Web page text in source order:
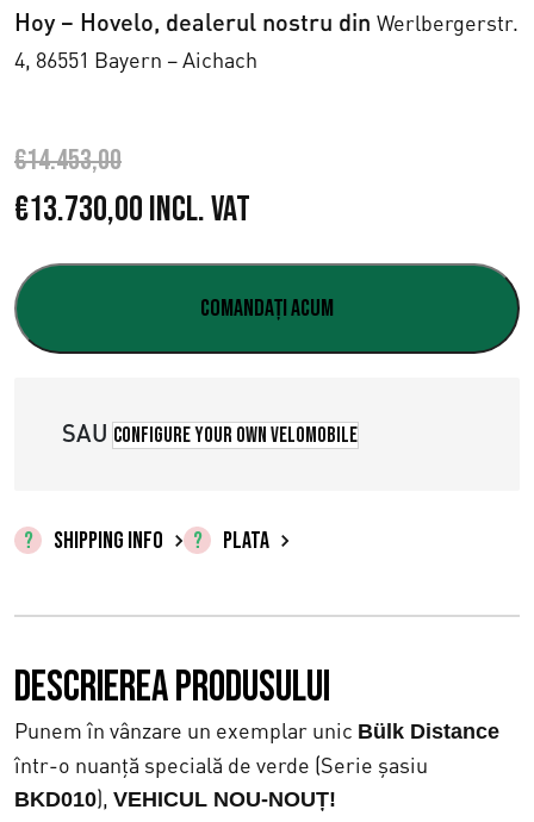
Hoy – Hovelo, dealerul nostru din Werlbergerstr.
4, 86551 Bayern – Aichach
€14.453,00
P
e
ț
n
a
l
€13.730,00P
r
ț
l
u
n
t
e
Incl. VAT
Comandați acum
SAU Configure your own velomobile
SHIPPING INFO PLATA
Descrierea produsului
Punem în vânzare un exemplar unic Bülk Distance
într-o nuanță specială de verde (Serie șasiu
BKD010), VEHICUL NOU-NOUȚ!